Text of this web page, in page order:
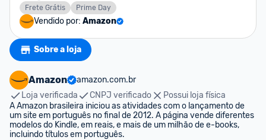
Frete Grátis Prime Day
Vendido por: Amazon
Sobre a loja
Amazon
amazon.com.br
Loja verificada
CNPJ verificado
Possui loja física
A Amazon brasileira iniciou as atividades com o lançamento de
um site em português no final de 2012. A página vende diferentes
modelos do Kindle, em reais, e mais de um milhão de e-books,
incluindo títulos em português.